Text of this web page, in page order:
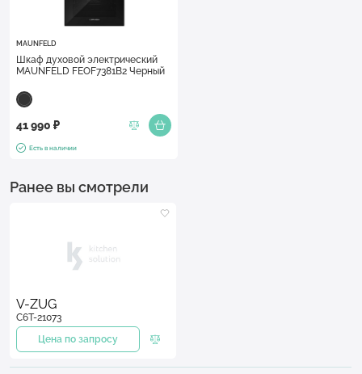
MAUNFELD
Шкаф духовой электрический
MAUNFELD FEOF7381B2 Черный
41 990 ₽
Есть в наличии
Ранее вы смотрели
V-ZUG
C6T-21073
Цена по запросу